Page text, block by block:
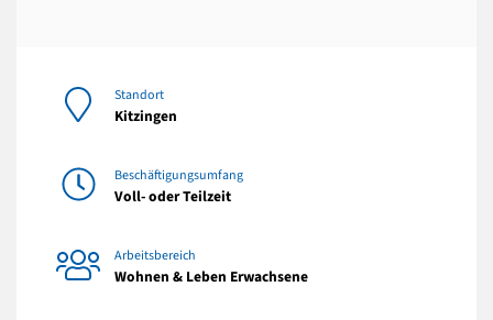
Standort
Kitzingen
Beschäftigungsumfang
Voll- oder Teilzeit
Arbeitsbereich
Wohnen & Leben Erwachsene